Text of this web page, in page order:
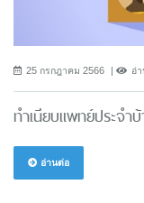
25 กรกฎาคม 2566 อ่
ทำเนียบแพทย์ประจำ
อ่านต่อ